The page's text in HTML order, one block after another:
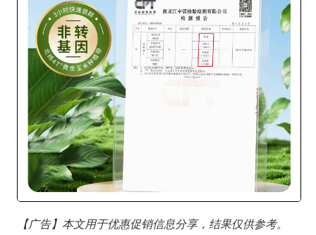
【广告】本文用于优惠促销信息分享，结果仅供参考。